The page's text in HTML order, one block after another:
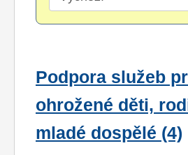
Podpora služeb
ohrožené děti,
mladé dospělé (4)